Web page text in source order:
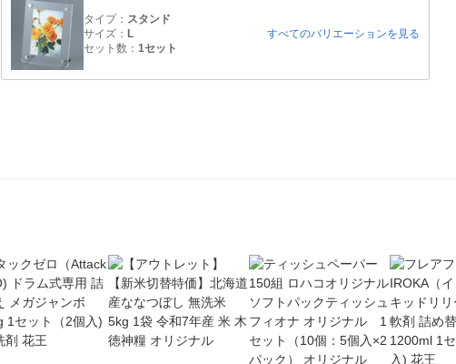
タイプ： スタンド
サイズ： L
セット数： 1セット
すべてのバリエーションを見る